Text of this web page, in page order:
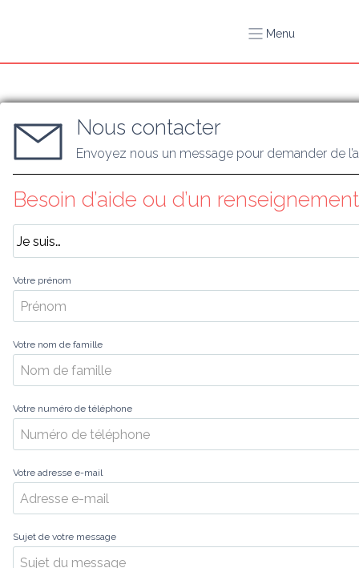
Menu
Nous contacter
Envoyez nous un message pour demander de
Besoin d’aide ou d’un
Votre prénom
Votre nom de famille
Votre numéro de téléphone
Votre adresse e-mail
Sujet de votre message